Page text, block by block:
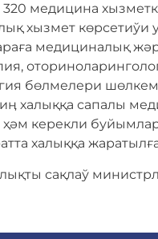
медицина
хызмет көрсетиўи
медициналық
бөлмелери
халыққа сапалы
ҳәм керекли
халыққа
сақлаў